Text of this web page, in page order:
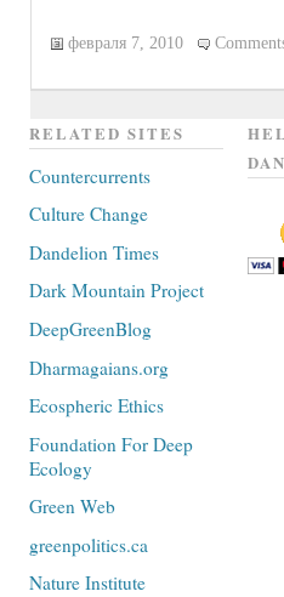
февраля 7, 2010
RELATED SITES
Countercurrents
Culture Change
Dandelion Times
Dark Mountain Project
DeepGreenBlog
Dharmagaians.org
Ecospheric Ethics
Foundation For Deep
Ecology
Green Web
greenpolitics.ca
Nature Institute